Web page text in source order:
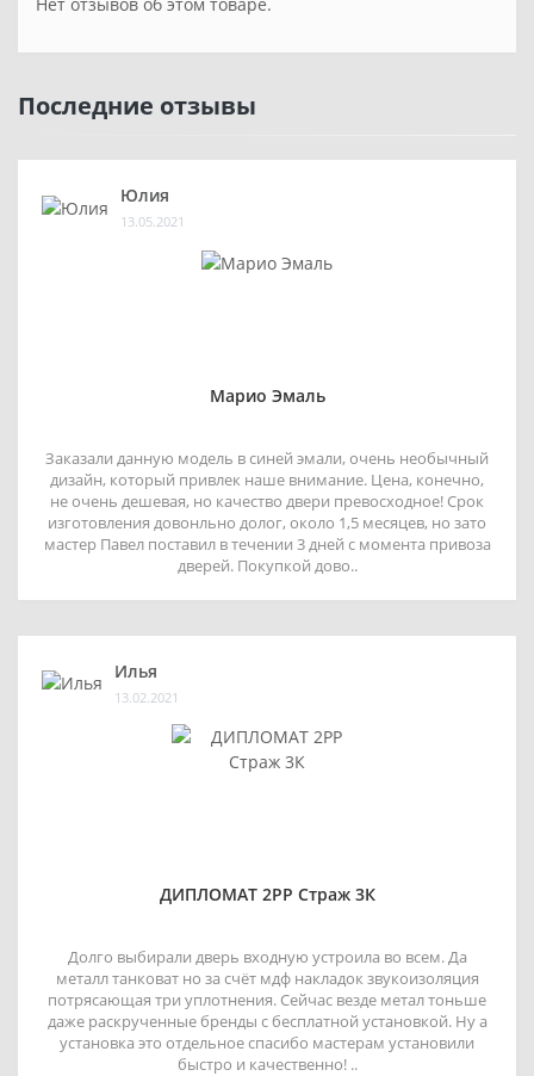
Последние отзывы
Юлия
13.05.2021
Марио Эмаль
Заказали данную модель в синей эмали, очень необычный
дизайн, который привлек наше внимание. Цена, конечно,
не очень дешевая, но качество двери превосходное! Срок
изготовления довонльно долог, около 1,5 месяцев, но зато
мастер Павел поставил в течении 3 дней с момента привоза
дверей. Покупкой дово..
Илья
13.02.2021
ДИПЛОМАТ 2РР Страж 3К
Долго выбирали дверь входную устроила во всем. Да
металл танковат но за счёт мдф накладок звукоизоляция
потрясающая три уплотнения. Сейчас везде метал тоньше
даже раскрученные бренды с бесплатной установкой. Ну а
установка это отдельное спасибо мастерам установили
быстро и качественно! ..